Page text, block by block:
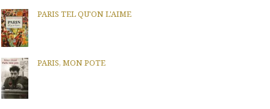
PARIS TEL QU'ON L'AIME
PARIS, MON POTE